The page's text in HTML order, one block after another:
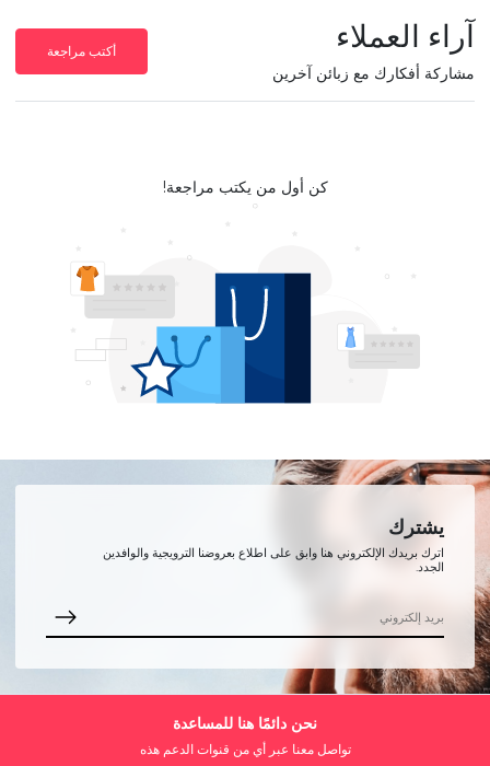
آراء العملاء
مشاركة أفكارك مع زبائن آخرين
أكتب مراجعة
كن أول من يكتب مراجعة!
يشترك
اترك بريدك الإلكتروني هنا وابق على اطلاع بعروضنا الترويجية والوافدين
الجدد.
نحن دائمًا هنا للمساعدة
تواصل معنا عبر أي من قنوات الدعم هذه